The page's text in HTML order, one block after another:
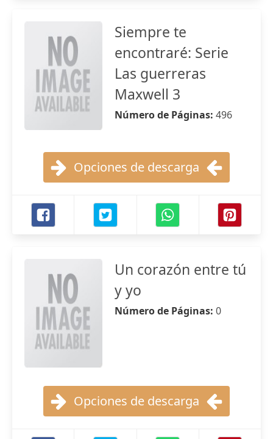
Siempre te
encontraré: Serie
Las guerreras
Maxwell 3
Número de Páginas: 496
Opciones de descarga
Un corazón entre tú
y yo
Número de Páginas: 0
Opciones de descarga